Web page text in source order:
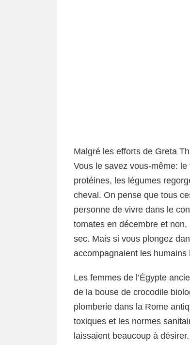
Malgré les efforts de Greta
Vous le savez vous-même:
protéines, les légumes
cheval. On pense que tous
personne de vivre dans le
tomates en décembre et
sec. Mais si vous plongez
accompagnaient les humains
Les femmes de l’Égypte
de la bouse de crocodile
plomberie dans la Rome
toxiques et les normes
laissaient beaucoup à